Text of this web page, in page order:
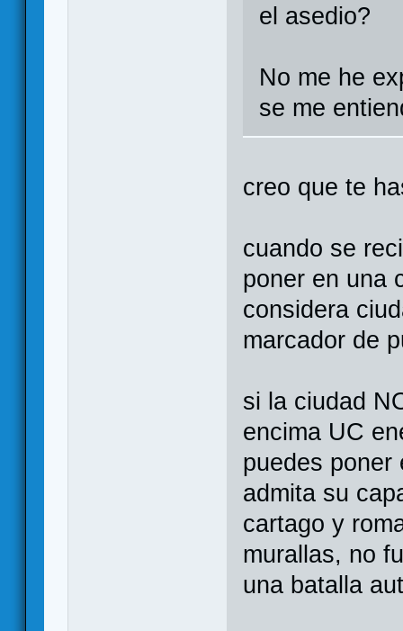
el asedio?
No me he
se me
creo que te
cuando se
poner en una
considera
marcador de
si la ciudad
encima UC
puedes poner
admita su
cartago y
murallas, no
una batalla